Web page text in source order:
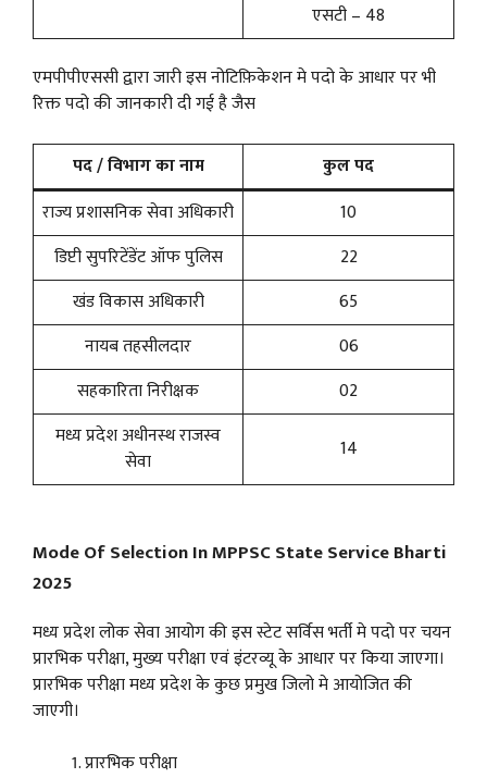
एसटी – 48
एमपीपीएससी द्वारा जारी इस नोटिफ़िकेशन मे पदो के आधार पर भी
रिक्त पदो की जानकारी दी गई है जैस
पद / विभाग का नाम
कुल पद
राज्य प्रशासनिक सेवा अधिकारी
10
डिप्टी सुपरिटेंडेंट ऑफ पुलिस
22
खंड विकास अधिकारी
65
नायब तहसीलदार
06
सहकारिता निरीक्षक
02
मध्य प्रदेश अधीनस्थ राजस्व
सेवा
14
Mode Of Selection In MPPSC State Service Bharti
2025
मध्य प्रदेश लोक सेवा आयोग की इस स्टेट सर्विस भर्ती मे पदो पर चयन
प्रारभिक परीक्षा, मुख्य परीक्षा एवं इंटरव्यू के आधार पर किया जाएगा।
प्रारभिक परीक्षा मध्य प्रदेश के कुछ प्रमुख जिलो मे आयोजित की
जाएगी।
प्रारभिक परीक्षा